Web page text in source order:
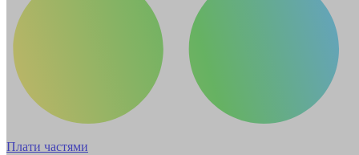
Плати частями